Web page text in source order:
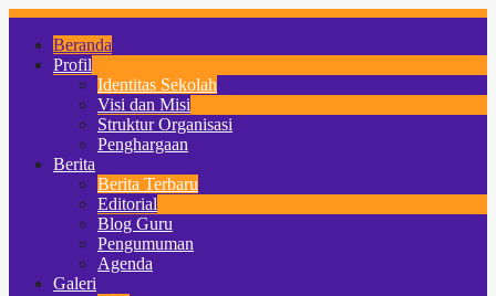
Beranda
Profil
Identitas Sekolah
Visi dan Misi
Struktur Organisasi
Penghargaan
Berita
Berita Terbaru
Editorial
Blog Guru
Pengumuman
Agenda
Galeri